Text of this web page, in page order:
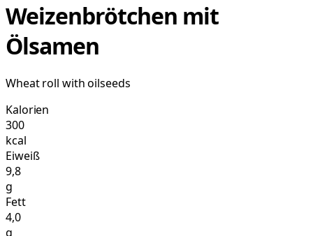
Weizenbrötchen mit
Ölsamen
Wheat roll with oilseeds
Kalorien
300
kcal
Eiweiß
9,8
g
Fett
4,0
g